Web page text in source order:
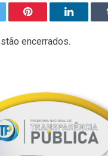
Pinterest LinkedIn
encerrados.